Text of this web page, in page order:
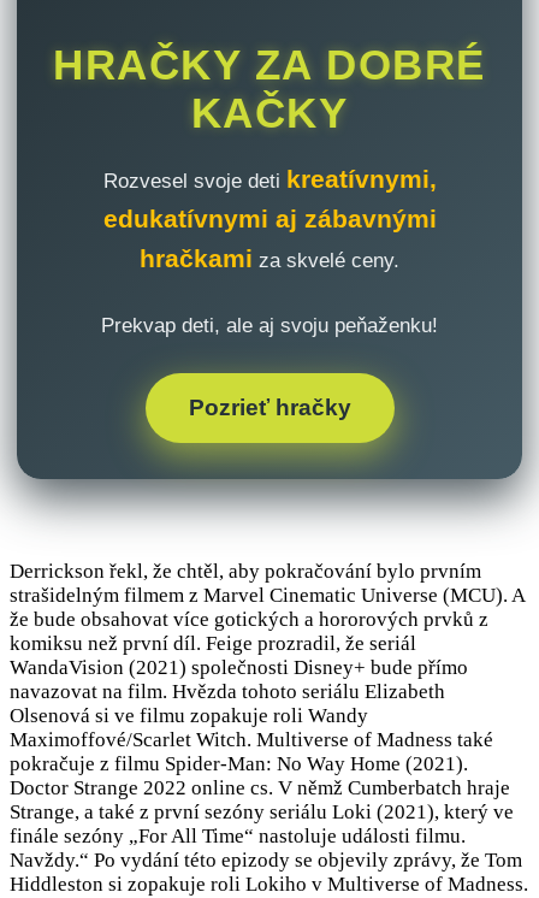
HRAČKY ZA DOBRÉ
KAČKY
Rozvesel svoje deti kreatívnymi,
edukatívnymi aj zábavnými
hračkami za skvelé ceny.
Prekvap deti, ale aj svoju peňaženku!
Pozrieť hračky
Derrickson řekl, že chtěl, aby pokračování bylo prvním
strašidelným filmem z Marvel Cinematic Universe (MCU). A
že bude obsahovat více gotických a hororových prvků z
komiksu než první díl. Feige prozradil, že seriál
WandaVision (2021) společnosti Disney+ bude přímo
navazovat na film. Hvězda tohoto seriálu Elizabeth
Olsenová si ve filmu zopakuje roli Wandy
Maximoffové/Scarlet Witch. Multiverse of Madness také
pokračuje z filmu Spider-Man: No Way Home (2021).
Doctor Strange 2022 online cs. V němž Cumberbatch hraje
Strange, a také z první sezóny seriálu Loki (2021), který ve
finále sezóny „For All Time“ nastoluje události filmu.
Navždy.“ Po vydání této epizody se objevily zprávy, že Tom
Hiddleston si zopakuje roli Lokiho v Multiverse of Madness.